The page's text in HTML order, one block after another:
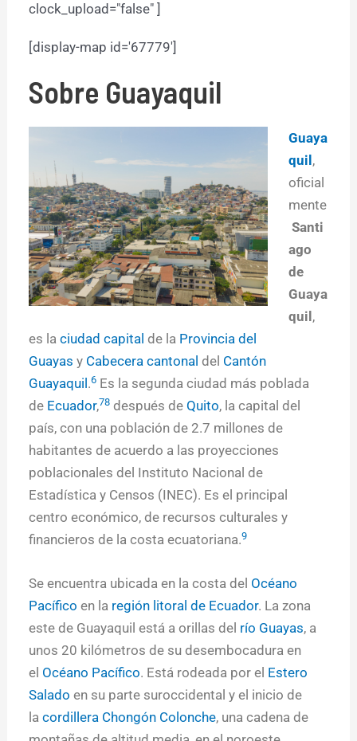
clock_upload="false" ]
[display-map id='67779']
Sobre Guayaquil
Guaya
quil ,
oficial
mente
Santi
ago
de
Guaya
quil ,
es laciudad capital de la Provincia del
Guayas y Cabecera cantonal del Cantón
Guayaquil .6 Es la segunda ciudad más poblada
de Ecuador,78 después de Quito, la capital del
país, con una población de 2.7 millones de
habitantes de acuerdo a las proyecciones
poblacionales del Instituto Nacional de
Estadística y Censos (INEC). Es el principal
centro económico, de recursos culturales y
financieros de la costa ecuatoriana.9
Se encuentra ubicada en la costa del Océano
Pacífico en la región litoral de Ecuador. La zona
este de Guayaquil está a orillas del río Guayas, a
unos 20 kilómetros de su desembocadura en
el Océano Pacífico. Está rodeada por el Estero
Salado en su parte suroccidental y el inicio de
lacordillera Chongón Colonche, una cadena de